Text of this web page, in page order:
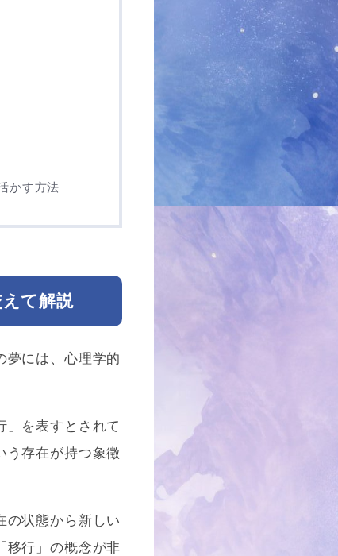
かす方法
て解説
夢には、心理学的
」を表すとされて
う存在が持つ象徴
の状態から新しい
移行」の概念が非